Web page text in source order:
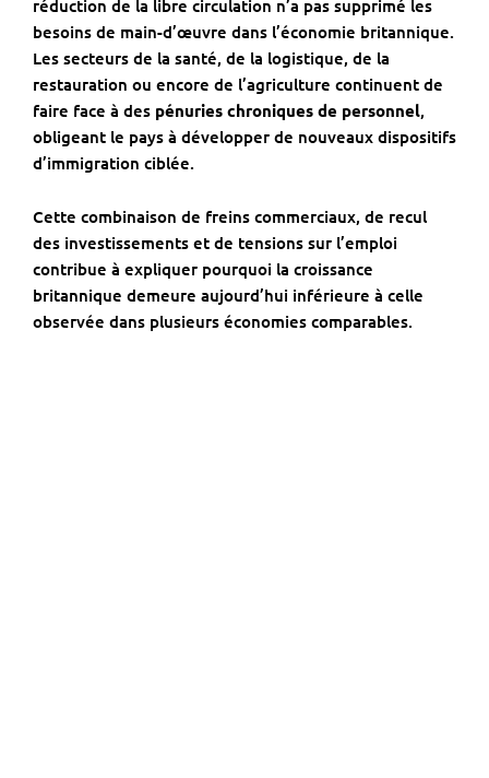
réduction de la libre circulation n’a pas supprimé les
besoins de main-d’œuvre dans l’économie britannique.
Les secteurs de la santé, de la logistique, de la
restauration ou encore de l’agriculture continuent de
faire face à des pénuries chroniques de personnel,
obligeant le pays à développer de nouveaux dispositifs
d’immigration ciblée.
Cette combinaison de freins commerciaux, de recul
des investissements et de tensions sur l’emploi
contribue à expliquer pourquoi la croissance
britannique demeure aujourd’hui inférieure à celle
observée dans plusieurs économies comparables.